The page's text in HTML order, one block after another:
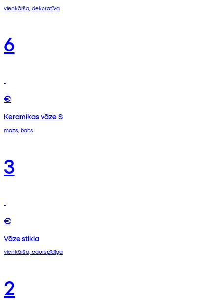
vienkārša, dekoratīva
6
€
Keramikas vāze S
mazs, balts
3
€
Vāze stikla
vienkārša, caurspīdīga
2